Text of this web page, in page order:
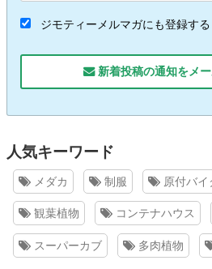
ジモティーメルマガにも登録する
新着投稿の通知をメ
人気キーワード
メダカ 制服 原付バイ
観葉植物 コンテナハウス
スーパーカブ 多肉植物